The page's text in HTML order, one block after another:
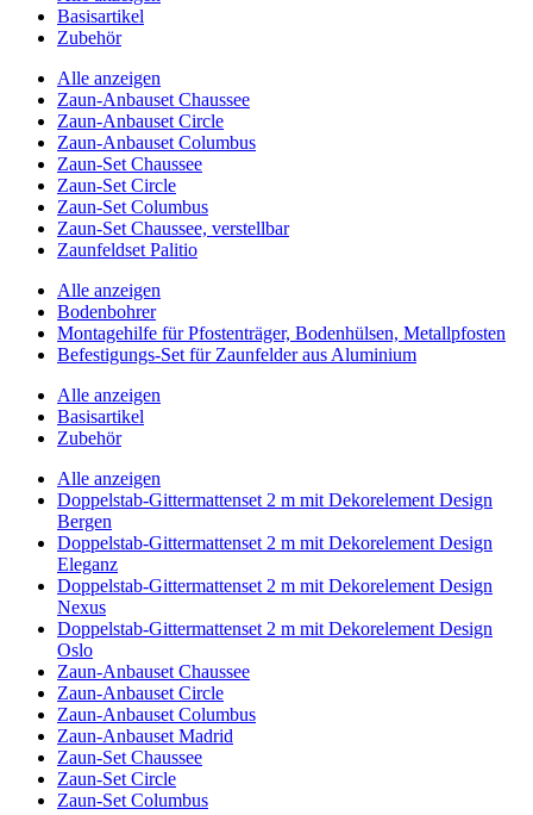
Basisartikel
Zubehör
Alle anzeigen
Zaun-Anbauset Chaussee
Zaun-Anbauset Circle
Zaun-Anbauset Columbus
Zaun-Set Chaussee
Zaun-Set Circle
Zaun-Set Columbus
Zaun-Set Chaussee, verstellbar
Zaunfeldset Palitio
Alle anzeigen
Bodenbohrer
Montagehilfe für Pfostenträger, Bodenhülsen, Metallpfosten
Befestigungs-Set für Zaunfelder aus Aluminium
Alle anzeigen
Basisartikel
Zubehör
Alle anzeigen
Doppelstab-Gittermattenset 2 m mit Dekorelement Design
Bergen
Doppelstab-Gittermattenset 2 m mit Dekorelement Design
Eleganz
Doppelstab-Gittermattenset 2 m mit Dekorelement Design
Nexus
Doppelstab-Gittermattenset 2 m mit Dekorelement Design
Oslo
Zaun-Anbauset Chaussee
Zaun-Anbauset Circle
Zaun-Anbauset Columbus
Zaun-Anbauset Madrid
Zaun-Set Chaussee
Zaun-Set Circle
Zaun-Set Columbus